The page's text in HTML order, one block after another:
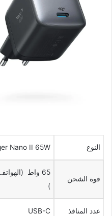
النوع Nano II 65W
قوة الشحن
65 واط
)
عدد المنافذ USB-C